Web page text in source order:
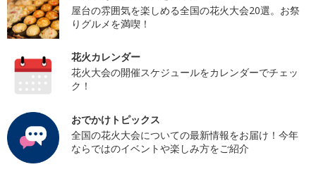
屋台の雰囲気を楽しめる全国の花火大会20選。お祭
りグルメを満喫！
花火カレンダー
花火大会の開催スケジュールをカレンダーでチェッ
ク！
おでかけトピックス
全国の花火大会についての最新情報をお届け！今年
ならではのイベントや楽しみ方をご紹介